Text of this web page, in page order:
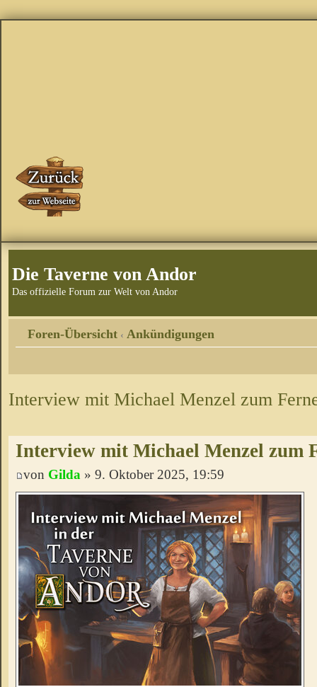
Die Taverne von Andor
Das offizielle Forum zur Welt von Andor
Foren-Übersicht ‹ Ankündigungen
Interview mit Michael Menzel zum
Interview mit Michael Menzel zum
von Gilda » 9. Oktober 2025, 19:59